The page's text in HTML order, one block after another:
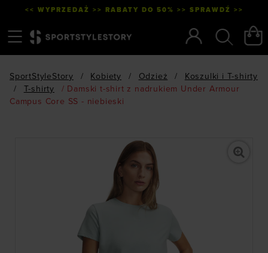
<< WYPRZEDAŻ >> RABATY DO 50% >> SPRAWDŹ >>
SportStyleStory / Kobiety / Odzież /
Koszulki i T-shirty
/
T-shirty / Damski t-shirt z nadrukiem Under Armour
Campus Core SS - niebieski